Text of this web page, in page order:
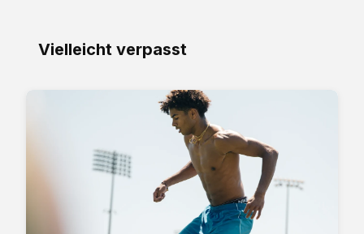
Vielleicht verpasst